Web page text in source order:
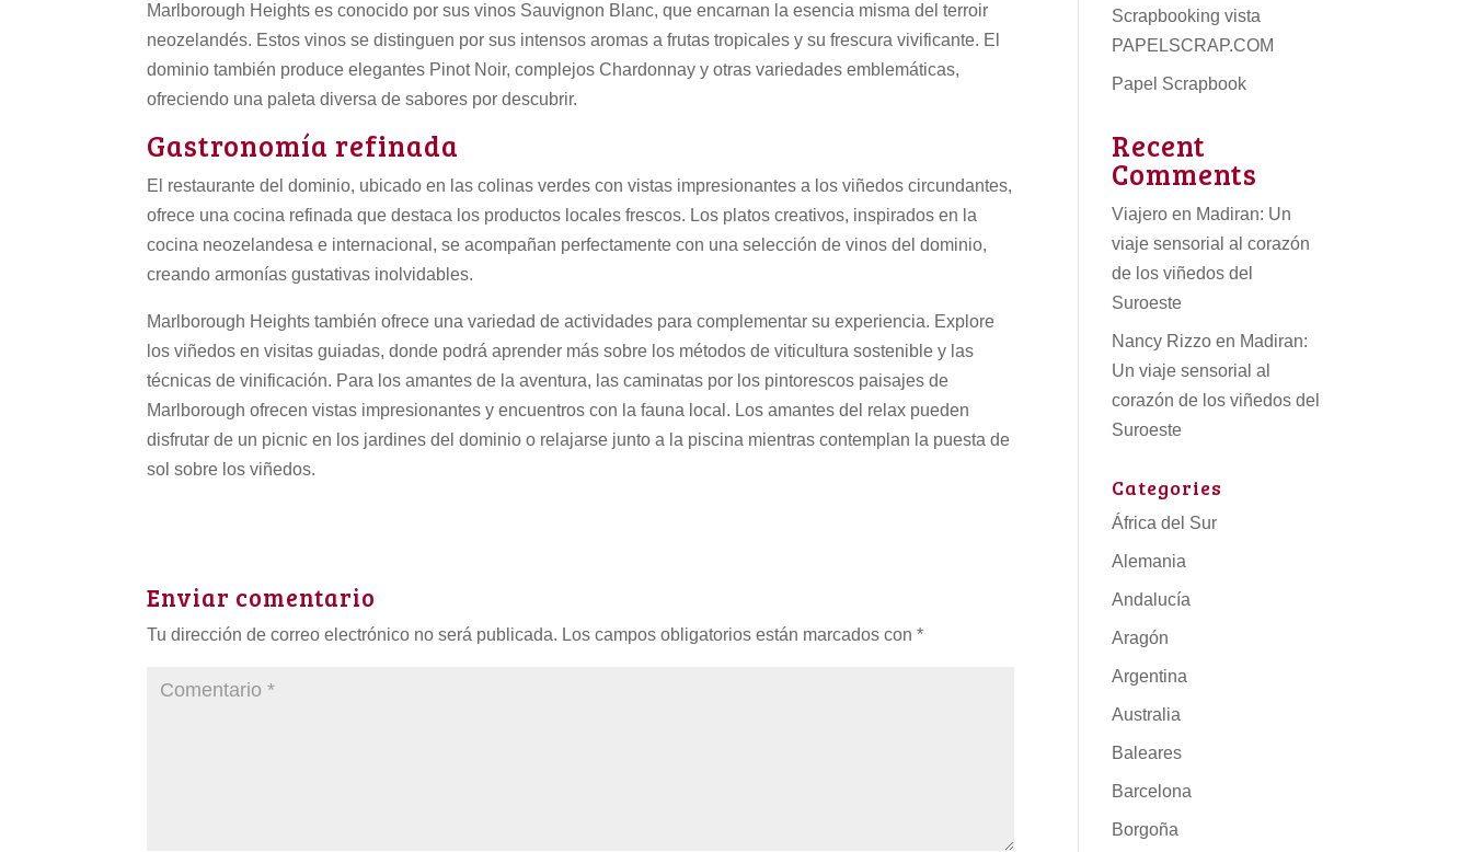
Marlborough Heights es conocido por sus vinos Sauvignon Blanc, que encarnan la esencia misma del terroir
neozelandés. Estos vinos se distinguen por sus intensos aromas a frutas tropicales y su frescura vivificante. El
dominio también produce elegantes Pinot Noir, complejos Chardonnay y otras variedades emblemáticas,
ofreciendo una paleta diversa de sabores por descubrir.
Gastronomía refinada
El restaurante del dominio, ubicado en las colinas verdes con vistas impresionantes a los viñedos circundantes,
ofrece una cocina refinada que destaca los productos locales frescos. Los platos creativos, inspirados en la
cocina neozelandesa e internacional, se acompañan perfectamente con una selección de vinos del dominio,
creando armonías gustativas inolvidables.
Marlborough Heights también ofrece una variedad de actividades para complementar su experiencia. Explore
los viñedos en visitas guiadas, donde podrá aprender más sobre los métodos de viticultura sostenible y las
técnicas de vinificación. Para los amantes de la aventura, las caminatas por los pintorescos paisajes de
Marlborough ofrecen vistas impresionantes y encuentros con la fauna local. Los amantes del relax pueden
disfrutar de un picnic en los jardines del dominio o relajarse junto a la piscina mientras contemplan la puesta de
sol sobre los viñedos.
Enviar comentario
Tu dirección de correo electrónico no será publicada. Los campos obligatorios están marcados con*
Scrapbooking vista
PAPELSCRAP.COM
Papel Scrapbook
Recent
Comments
Viajero en Madiran: Un
viaje sensorial al corazón
de los viñedos del
Suroeste
Nancy Rizzo en Madiran:
Un viaje sensorial al
corazón de los viñedos del
Suroeste
Categories
África del Sur
Alemania
Andalucía
Aragón
Argentina
Australia
Baleares
Barcelona
Borgoña